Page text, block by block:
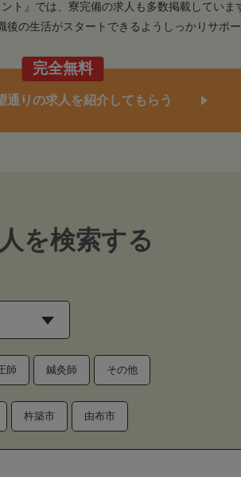
ント』では、寮完備の求人も多数掲載していま
後の生活がスタートできるようしっかりサポ
完全無料
通りの求人を紹介してもらう
を検索する
師 鍼灸師 その他
杵築市 由布市